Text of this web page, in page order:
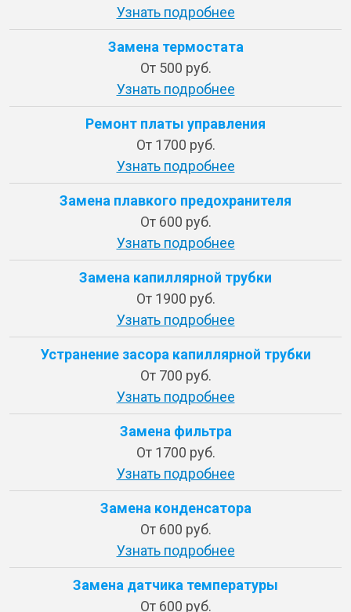
Узнать подробнее
Замена термостата
От 500 руб.
Узнать подробнее
Ремонт платы управления
От 1700 руб.
Узнать подробнее
Замена плавкого предохранителя
От 600 руб.
Узнать подробнее
Замена капиллярной трубки
От 1900 руб.
Узнать подробнее
Устранение засора капиллярной трубки
От 700 руб.
Узнать подробнее
Замена фильтра
От 1700 руб.
Узнать подробнее
Замена конденсатора
От 600 руб.
Узнать подробнее
Замена датчика температуры
От 600 руб.